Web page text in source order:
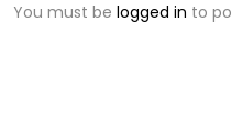
You must be logged in to